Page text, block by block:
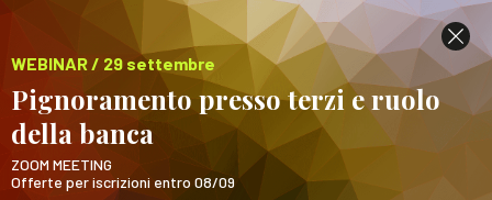
WEBINAR / 29 settembre
Pignoramento presso terzi e ruolo
della banca
ZOOM MEETING
Offerte per iscrizioni entro 08/09